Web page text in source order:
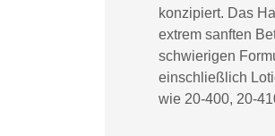
konzipiert. Das
extrem sanften
schwierigen
einschließlich
wie 20-400, 20-